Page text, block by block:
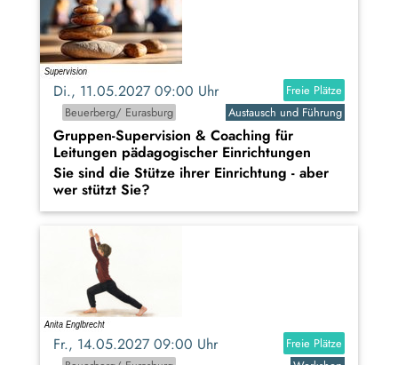
Di., 11.05.2027 09:00 Uhr
Freie Plätze
Beuerberg/ Eurasburg
Austausch und Führung
Gruppen-Supervision & Coaching für
Leitungen pädagogischer Einrichtungen
Sie sind die Stütze ihrer Einrichtung - aber
wer stützt Sie?
Fr., 14.05.2027 09:00 Uhr
Freie Plätze